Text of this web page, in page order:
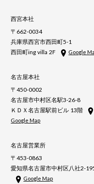
西宮本社
〒662-0034
兵庫県西宮市西田町5-1
西田町ing villa 2F
Google
名古屋本社
〒450-0002
名古屋市中村区名駅3-26-8
ＫＤＸ名古屋駅前ビル 13階
Google Map
名古屋営業所
〒453-0863
愛知県名古屋市中村区八社2-
Google Map